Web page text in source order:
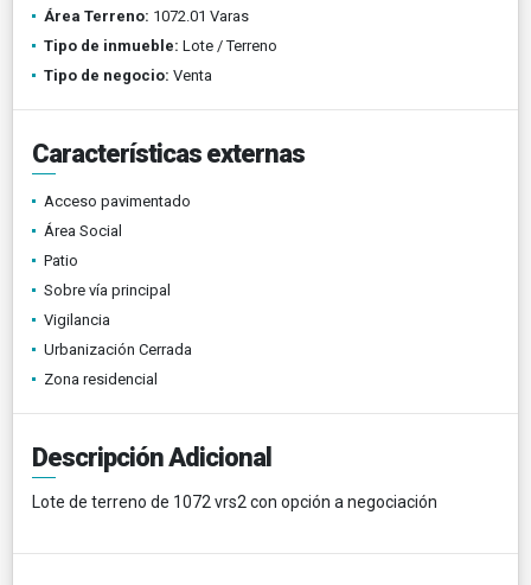
Área Terreno: 1072.01 Varas
Tipo de inmueble: Lote / Terreno
Tipo de negocio: Venta
Características externas
Acceso pavimentado
Área Social
Patio
Sobre vía principal
Vigilancia
Urbanización Cerrada
Zona residencial
Descripción Adicional
Lote de terreno de 1072 vrs2 con opción a negociación